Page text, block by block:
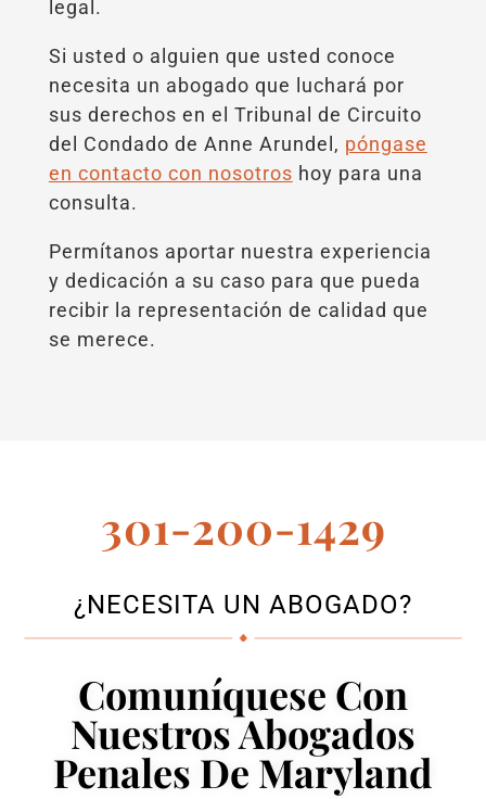
legal.
Si usted o alguien que usted conoce
necesita un abogado que luchará por
sus derechos en el Tribunal de Circuito
del Condado de Anne Arundel, póngase
en contacto con nosotros hoy para una
consulta.
Permítanos aportar nuestra experiencia
y dedicación a su caso para que pueda
recibir la representación de calidad que
se merece.
301-200-1429
¿NECESITA UN ABOGADO?
Comuníquese Con
Nuestros Abogados
Penales De Maryland